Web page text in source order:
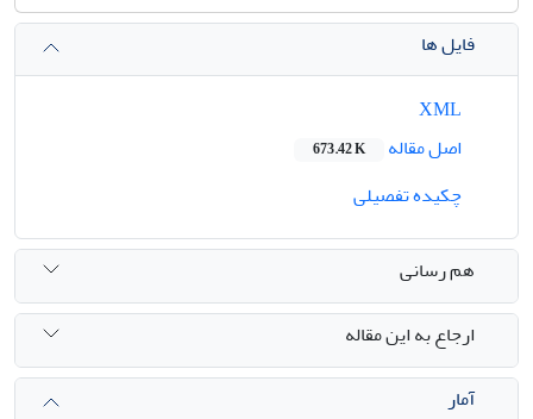
فایل ها
اصل مقاله
673.42 K
چکیده تفصیلی
هم رسانی
ارجاع به این مقاله
آمار